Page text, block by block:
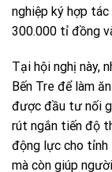
nghiệp ký hợp
300.000 tỉ đồng
Tại hội nghị này,
Bến Tre để làm
được đầu tư nối
rút ngắn tiến độ
động lực cho tỉnh
mà còn giúp